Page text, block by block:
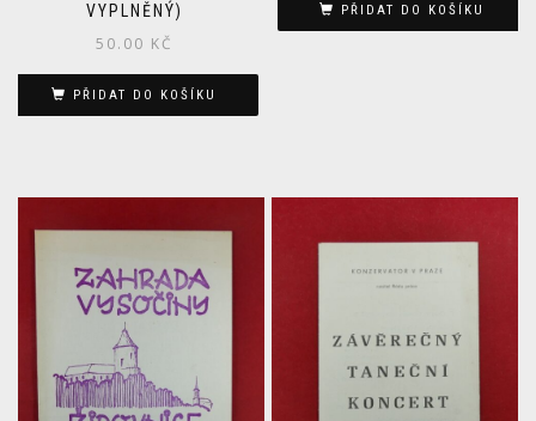
VYPLNĚNÝ)
50.00 KČ
PŘIDAT DO KOŠÍKU
PŘIDAT DO KOŠÍKU